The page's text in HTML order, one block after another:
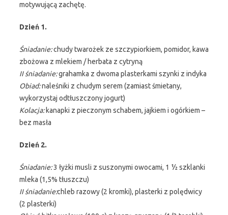
motywującą zachętę.
Dzień 1.
Śniadanie:chudy twarożek ze szczypiorkiem, pomidor, kawa
zbożowa z mlekiem / herbata z cytryną
II śniadanie:grahamka z dwoma plasterkami szynki z indyka
Obiad:naleśniki z chudym serem (zamiast śmietany,
wykorzystaj odtłuszczony jogurt)
Kolacja:kanapki z pieczonym schabem, jajkiem i ogórkiem –
bez masła
Dzień 2.
Śniadanie:3 łyżki musli z suszonymi owocami, 1 ½ szklanki
mleka (1,5% tłuszczu)
II śniadanie:chleb razowy (2 kromki), plasterki z polędwicy
(2 plasterki)